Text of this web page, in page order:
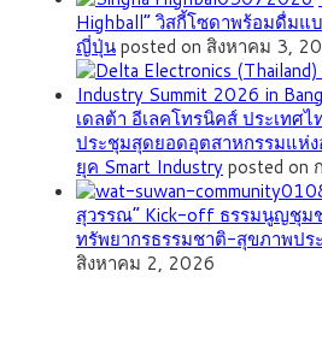
Highball” วิสกี้โซดาพร้อมดื่มแ
ญี่ปุ่นposted on สิงหาคม 3,
เดลต้า อีเลคโทรนิคส์ ประเทศไ
ประชุมสุดยอดอุตสาหกรรมแห่
ยุค Smart Industryposted on
สุวรรณ” Kick-off ธรรมนูญชุม
ทรัพยากรธรรมชาติ-สุขภาพปร
สิงหาคม 2, 2026